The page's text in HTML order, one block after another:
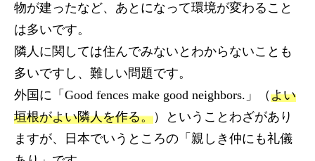
物が建ったなど、あとになって環境が変わること
は多いです。
隣人に関しては住んでみないとわからないことも
多いですし、難しい問題です。
外国に「Good fences make good neighbors.」（よい
垣根がよい隣人を作る。）ということわざがあり
ますが、日本でいうところの「親しき仲にも礼儀